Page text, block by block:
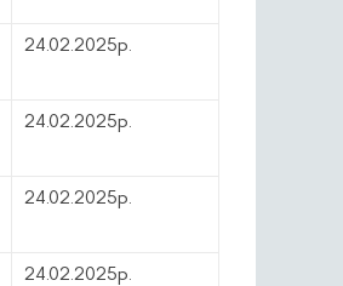
24.02.2025р.
24.02.2025р.
24.02.2025р.
24.02.2025р.